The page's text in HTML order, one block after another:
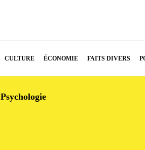
CULTURE ÉCONOMIE FAITS DIVERS
Psychologie